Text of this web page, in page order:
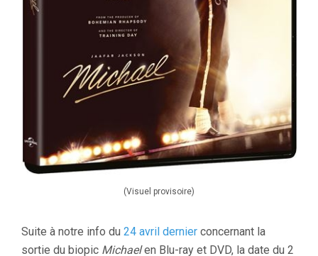
(Visuel provisoire)
Suite à notre info du 24 avril dernier concernant la
sortie du biopic Michaelen Blu-ray et DVD, la date du 2